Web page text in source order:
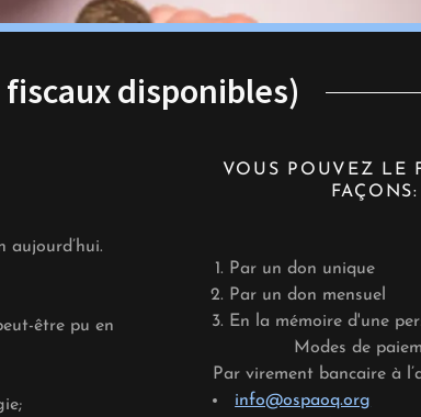
disponibles)
être pu en
VOUS POUVEZ LE
FAÇONS:
Par un don unique
Par un don mensuel
En la mémoire d'une
Modes de
Par virement bancaire à
info@ospaoq.org